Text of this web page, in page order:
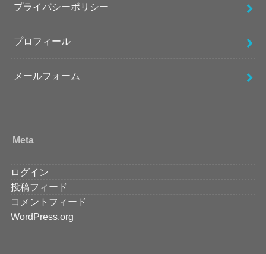
プライバシーポリシー
プロフィール
メールフォーム
Meta
ログイン
投稿フィード
コメントフィード
WordPress.org